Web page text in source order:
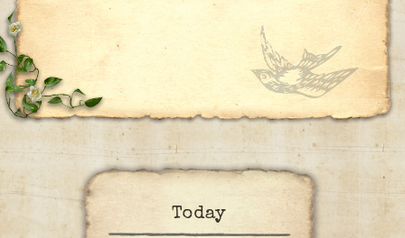
Today